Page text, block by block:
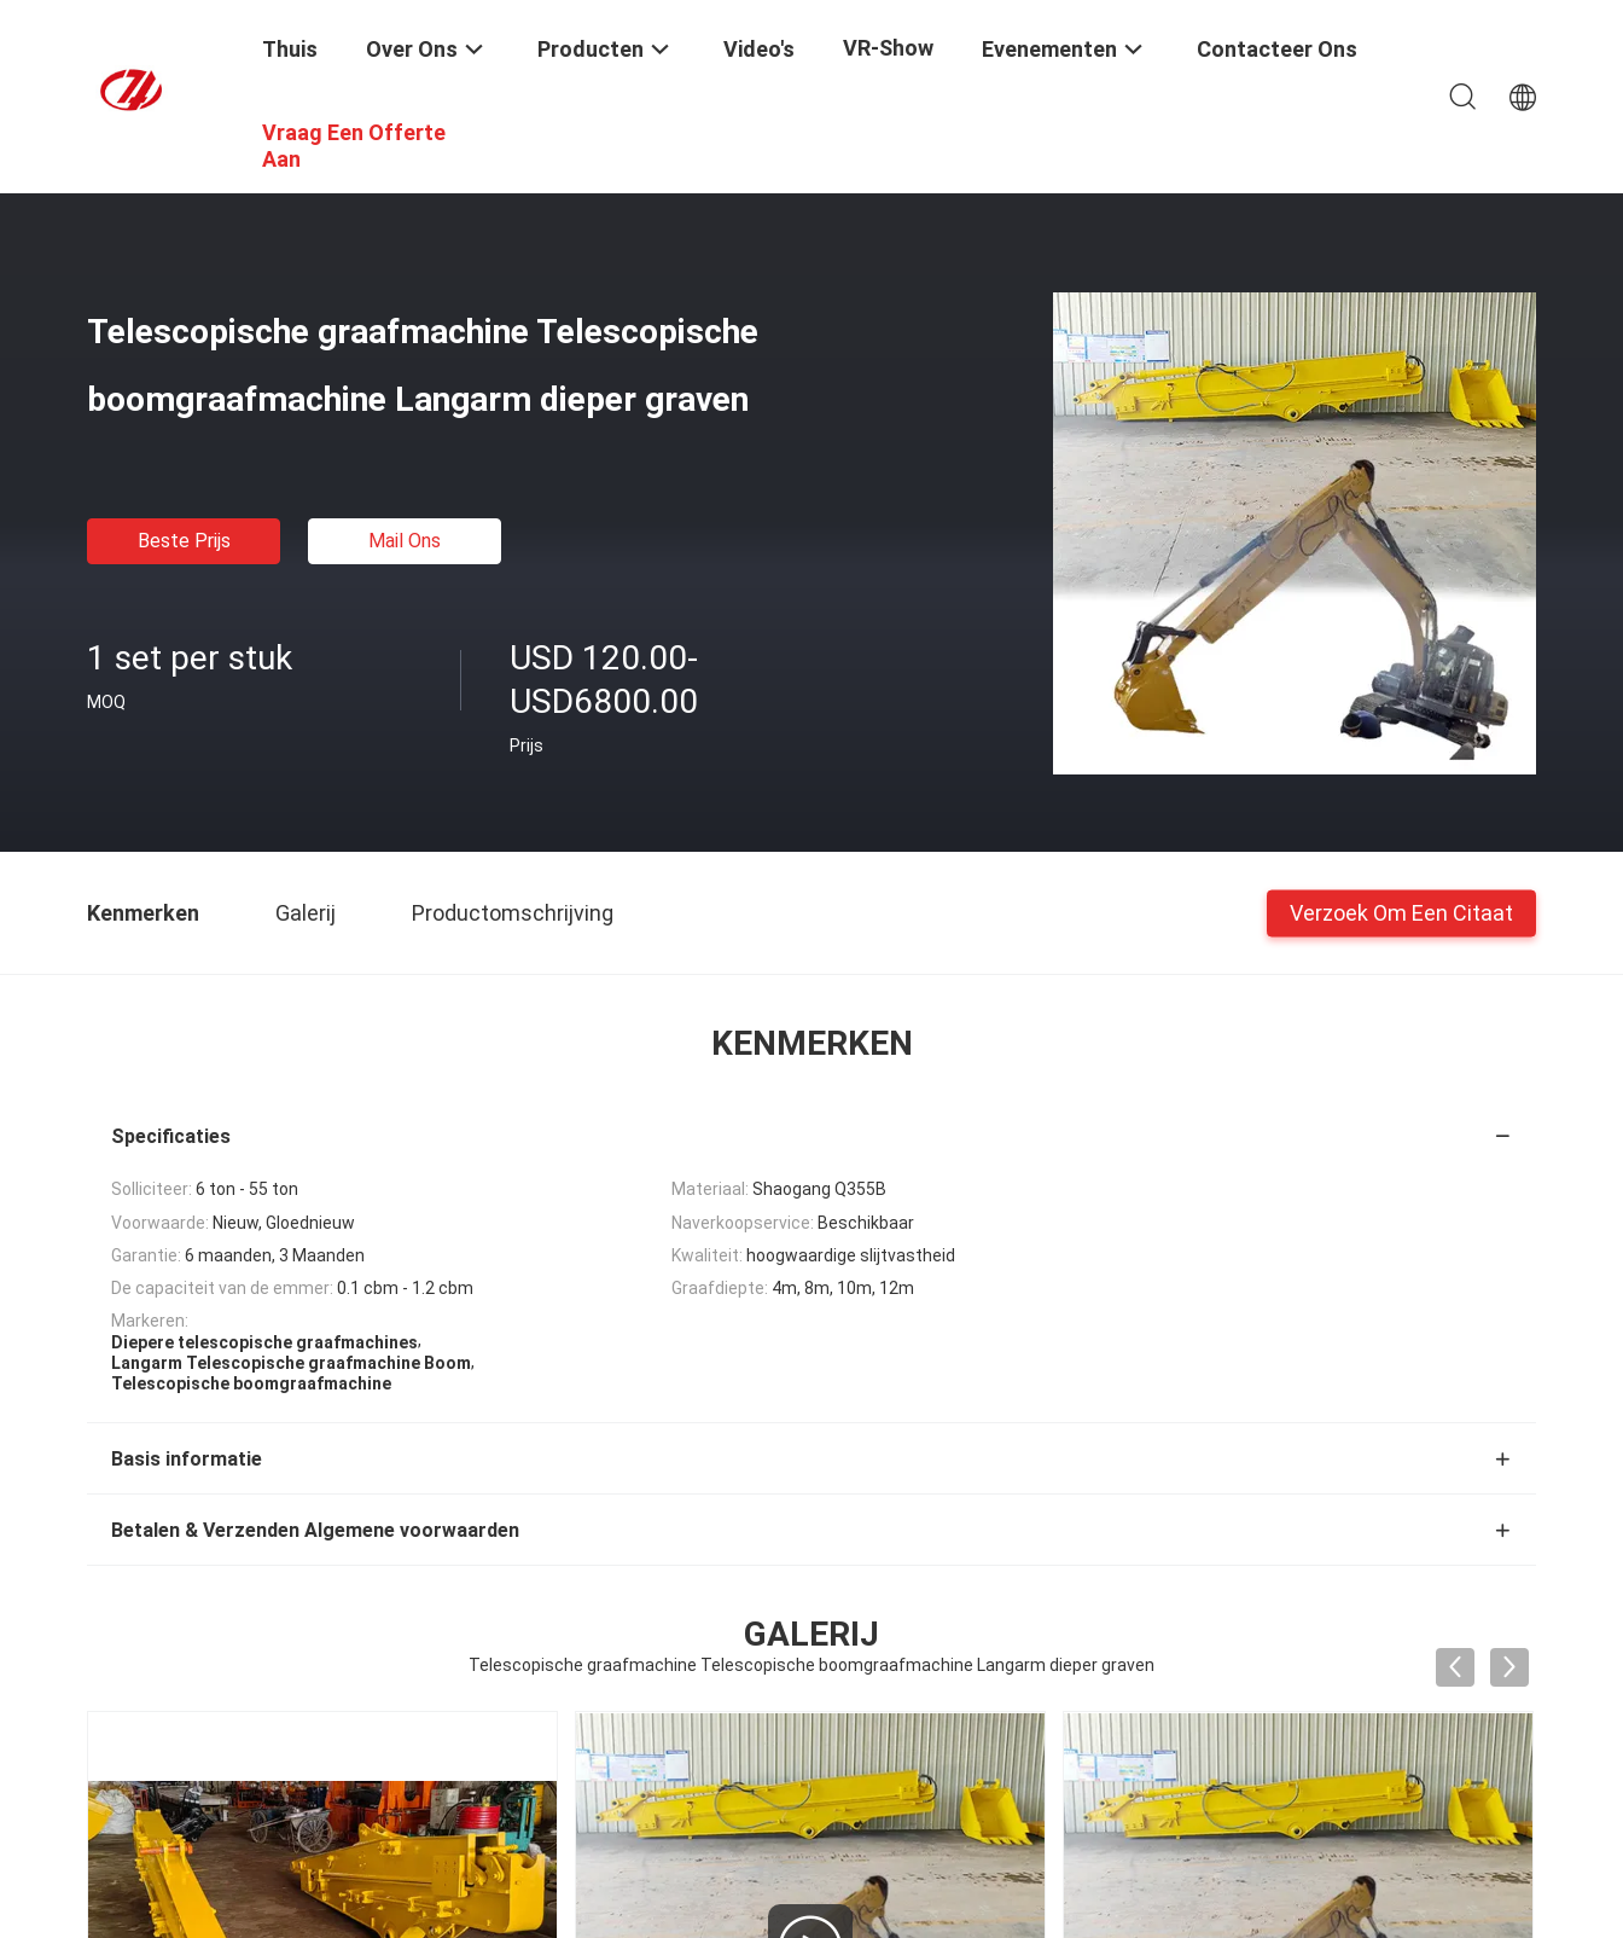
Thuis Over Ons Producten Video's VR-Show Evenementen Contacteer Ons
Vraag Een Offerte
Aan
Graafwerktuig Telescopic Boom
Telescopische graafmachine Telescopische
boomgraafmachine Langarm dieper graven
Beste Prijs Mail Ons
1 set per stuk
MOQ
USD 120.00-
USD6800.00
Prijs
Kenmerken Galerij Productomschrijving Verzoek Om Een Citaat
KENMERKEN
Specificaties
Solliciteer: 6 ton - 55 ton Materiaal: Shaogang Q355B
Voorwaarde: Nieuw, Gloednieuw Naverkoopservice: Beschikbaar
Garantie: 6 maanden, 3 Maanden Kwaliteit: hoogwaardige slijtvastheid
De capaciteit van de emmer: 0.1 cbm - 1.2 cbm Graafdiepte: 4m, 8m, 10m, 12m
Markeren:
Diepere telescopische graafmachines,
Langarm Telescopische graafmachine Boom,
Telescopische boomgraafmachine
Basis informatie
Betalen & Verzenden Algemene voorwaarden
GALERIJ
Telescopische graafmachine Telescopische boomgraafmachine Langarm dieper graven